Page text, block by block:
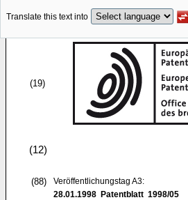
Translate this text into
(19)
(12)
(88)
Veröffentlichungstag A3:
28.01.1998 Patentblatt 1998/05